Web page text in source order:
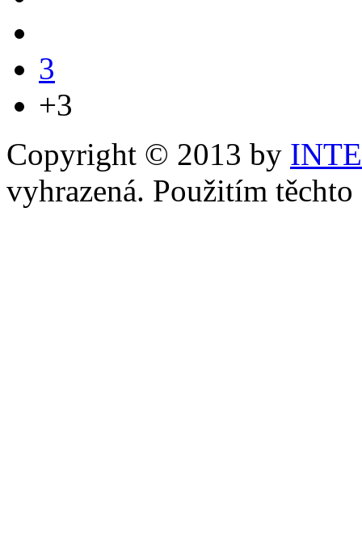
3
+3
Copyright © 2013 by
vyhrazená. Použitím